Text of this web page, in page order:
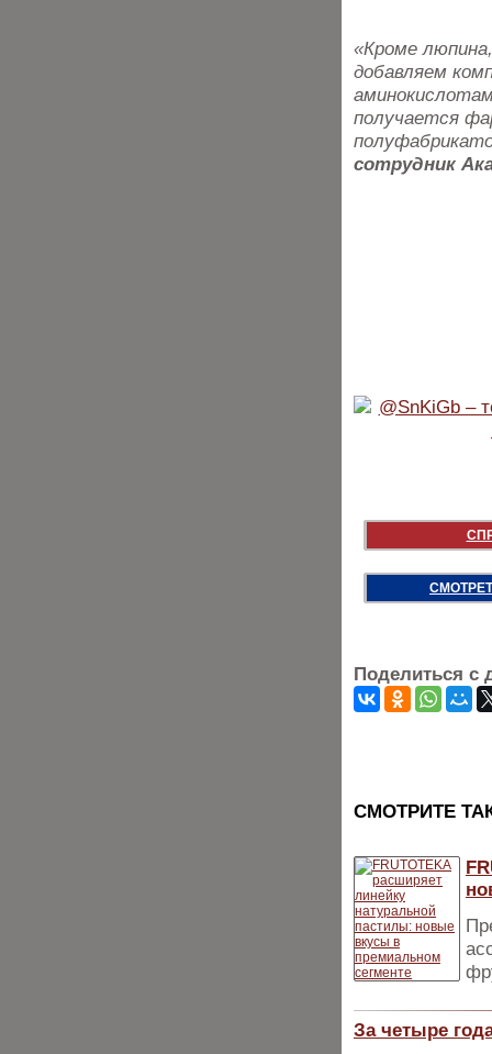
«Кроме
добавляем
получается
сотрудник
Поделиться с
CМОТРИТЕ
За четыре